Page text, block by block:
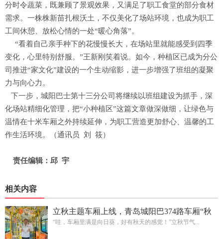
分时令蔬菜，既兼顾了景观效果，又满足了职工食堂的部分食材
需求。一株株新苗扎根沃土，不仅美化了场站环境，也成为职工
工间休憩、放松心情的一处“暖心角落”。
“看着自己亲手种下的花慢慢长大，在场站里就能感受到四季
变化，心里特别舒服。”王新刚笑着说。如今，种植区已成为分公
司推进“家文化”建设的一个生动缩影，进一步增强了班组的凝聚
力与向心力。
下一步，城阳巴士第十三分公司将继续以班组建设为抓手，深
化场站精细化管理，把“小种植区”这篇文章做深做细，让绿色与
温情在十米车厢之外持续延伸，为职工营造更加舒心、温馨的工
作生活环境。（通讯员 刘 筱）
责任编辑：邱 宇
相关内容
立秋主题车厢上线，青岛城阳巴374路车厢“秋
意浓”
“哇，车厢里满是向日葵，好有秋天的感觉！”立秋节气...